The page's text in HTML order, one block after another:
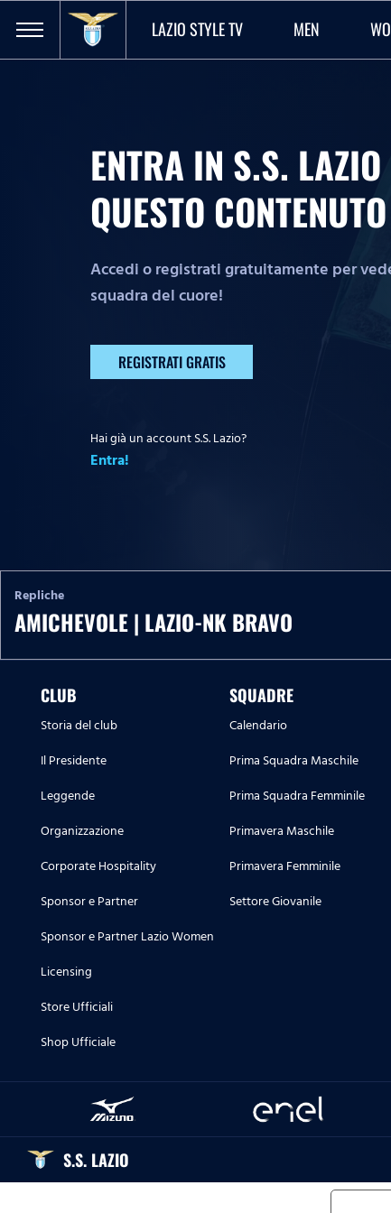
LAZIO STYLE TV MEN
ENTRA IN S.S.
QUESTO CONTENUTO
Accedi o registrati gratuitamente per
squadra del cuore!
REGISTRATI GRATIS
Hai già un account S.S. Lazio?
Entra!
Repliche
AMICHEVOLE | LAZIO-NK BRAVO
CLUB
Storia del club
Il Presidente
Leggende
Organizzazione
Corporate Hospitality
Sponsor e Partner
Sponsor e Partner Lazio Women
Licensing
Store Ufficiali
Shop Ufficiale
SQUADRE
Calendario
Prima Squadra Maschile
Prima Squadra Femminile
Primavera Maschile
Primavera Femminile
Settore Giovanile
S.S. LAZIO